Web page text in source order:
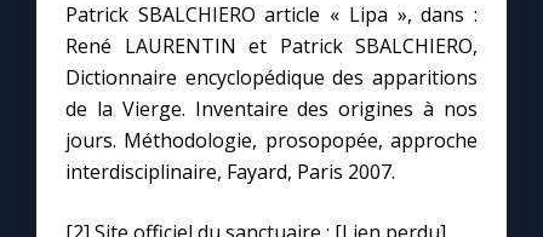
Patrick SBALCHIERO article « Lipa », dans :
René LAURENTIN et Patrick SBALCHIERO,
Dictionnaire encyclopédique des apparitions
de la Vierge. Inventaire des origines à nos
jours. Méthodologie, prosopopée, approche
interdisciplinaire, Fayard, Paris 2007.